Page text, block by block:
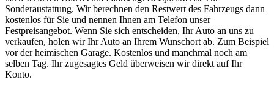
Sonderaustattung. Wir berechnen den Restwert des Fahrzeugs dann
kostenlos für Sie und nennen Ihnen am Telefon unser
Festpreisangebot. Wenn Sie sich entscheiden, Ihr Auto an uns zu
verkaufen, holen wir Ihr Auto an Ihrem Wunschort ab. Zum Beispiel
vor der heimischen Garage. Kostenlos und manchmal noch am
selben Tag. Ihr zugesagtes Geld überweisen wir direkt auf Ihr
Konto.